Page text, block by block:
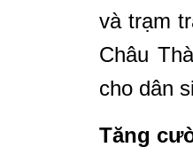
và trạm
Châu
cho dân
Tăng